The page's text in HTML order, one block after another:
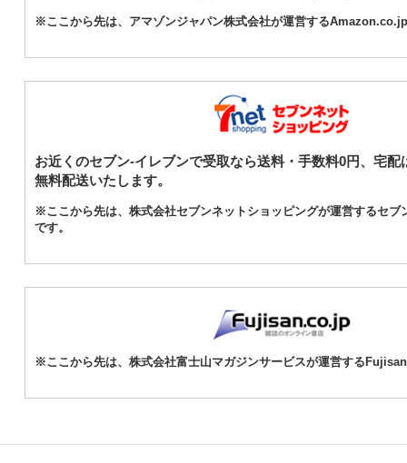
※ここから先は、アマゾンジャパン株式会社が運営する
お近くのセブン-イレブンで受取なら送料・手数料0円、宅配
無料配送いたします。
※ここから先は、株式会社セブンネットショッピングが運営するセブ
です。
※ここから先は、株式会社富士山マガジンサービスが運営する